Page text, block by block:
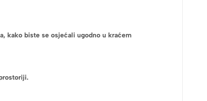
kako biste se osjećali ugodno u kraćem